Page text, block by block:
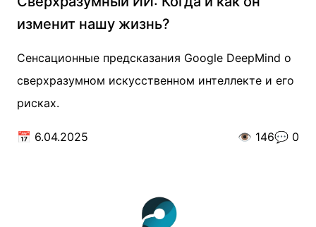
изменит нашу жизнь?
Сенсационные предсказания Google DeepMind о
сверхразумном искусственном интеллекте и его
рисках.
📅 6.04.2025 👁️ 146💬 0